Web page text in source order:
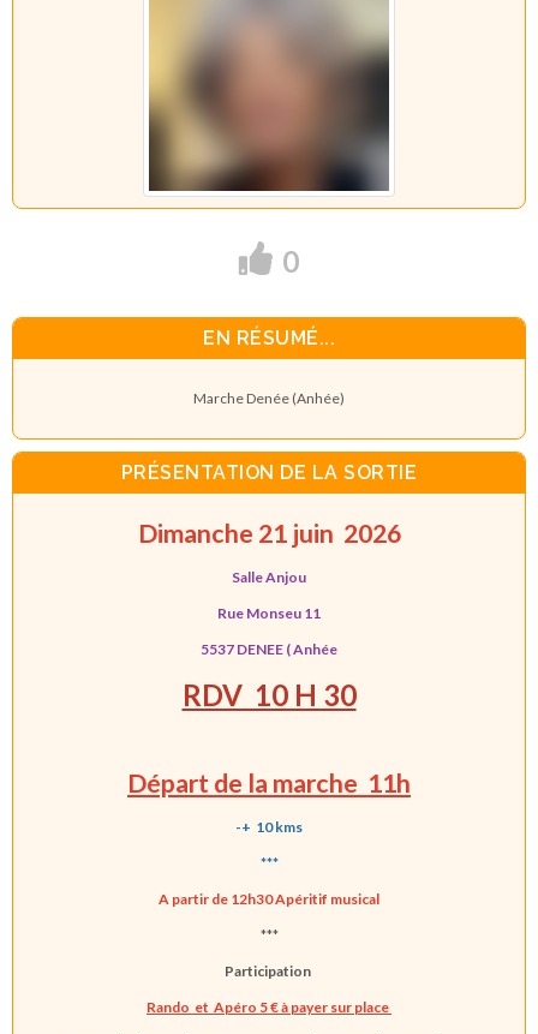
0
EN RÉSUMÉ...
Marche Denée (Anhée)
PRÉSENTATION DE LA SORTIE
Dimanche 21 juin 2026
Salle Anjou
Rue Monseu 11
5537 DENEE ( Anhée
RDV 10 H 30
Départ de la marche 11h
-+ 10kms
***
A partir de 12h30 Apéritif musical
***
Participation
Rando et Apéro 5 € à payer sur place